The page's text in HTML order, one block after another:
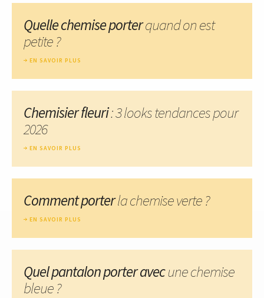
Quelle chemise porterquand on est
petite ?
EN SAVOIR PLUS
Chemisier fleuri: 3 looks tendances pour
2026
EN SAVOIR PLUS
Comment porterla chemise verte ?
EN SAVOIR PLUS
Quel pantalon porter avecune chemise
bleue ?